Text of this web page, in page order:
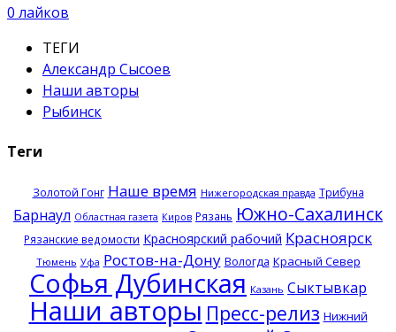
0 лайков
ТЕГИ
Александр Сысоев
Наши авторы
Рыбинск
Теги
Золотой Гонг Наше время Нижегородская правда Трибуна
Барнаул Областная газета Киров Рязань Южно-Сахалинск
Рязанские ведомости Красноярский рабочий Красноярск
Тюмень Уфа Ростов-на-Дону Вологда Красный Север
Софья Дубинская Казань Сыктывкар
Наши авторы Пресс-релиз Нижний